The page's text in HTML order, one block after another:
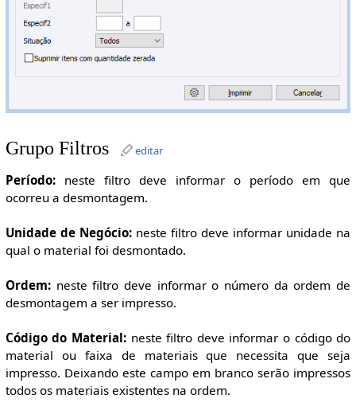
Grupo Filtros editar
Período:neste filtro deve informar o período em que
ocorreu a desmontagem.
Unidade de Negócio:neste filtro deve informar unidade na
qual o material foi desmontado.
Ordem:neste filtro deve informar o número da ordem de
desmontagem a ser impresso.
Código do Material: neste filtro deve informar o código do
material ou faixa de materiais que necessita que seja
impresso. Deixando este campo em branco serão impressos
todos os materiais existentes na ordem.